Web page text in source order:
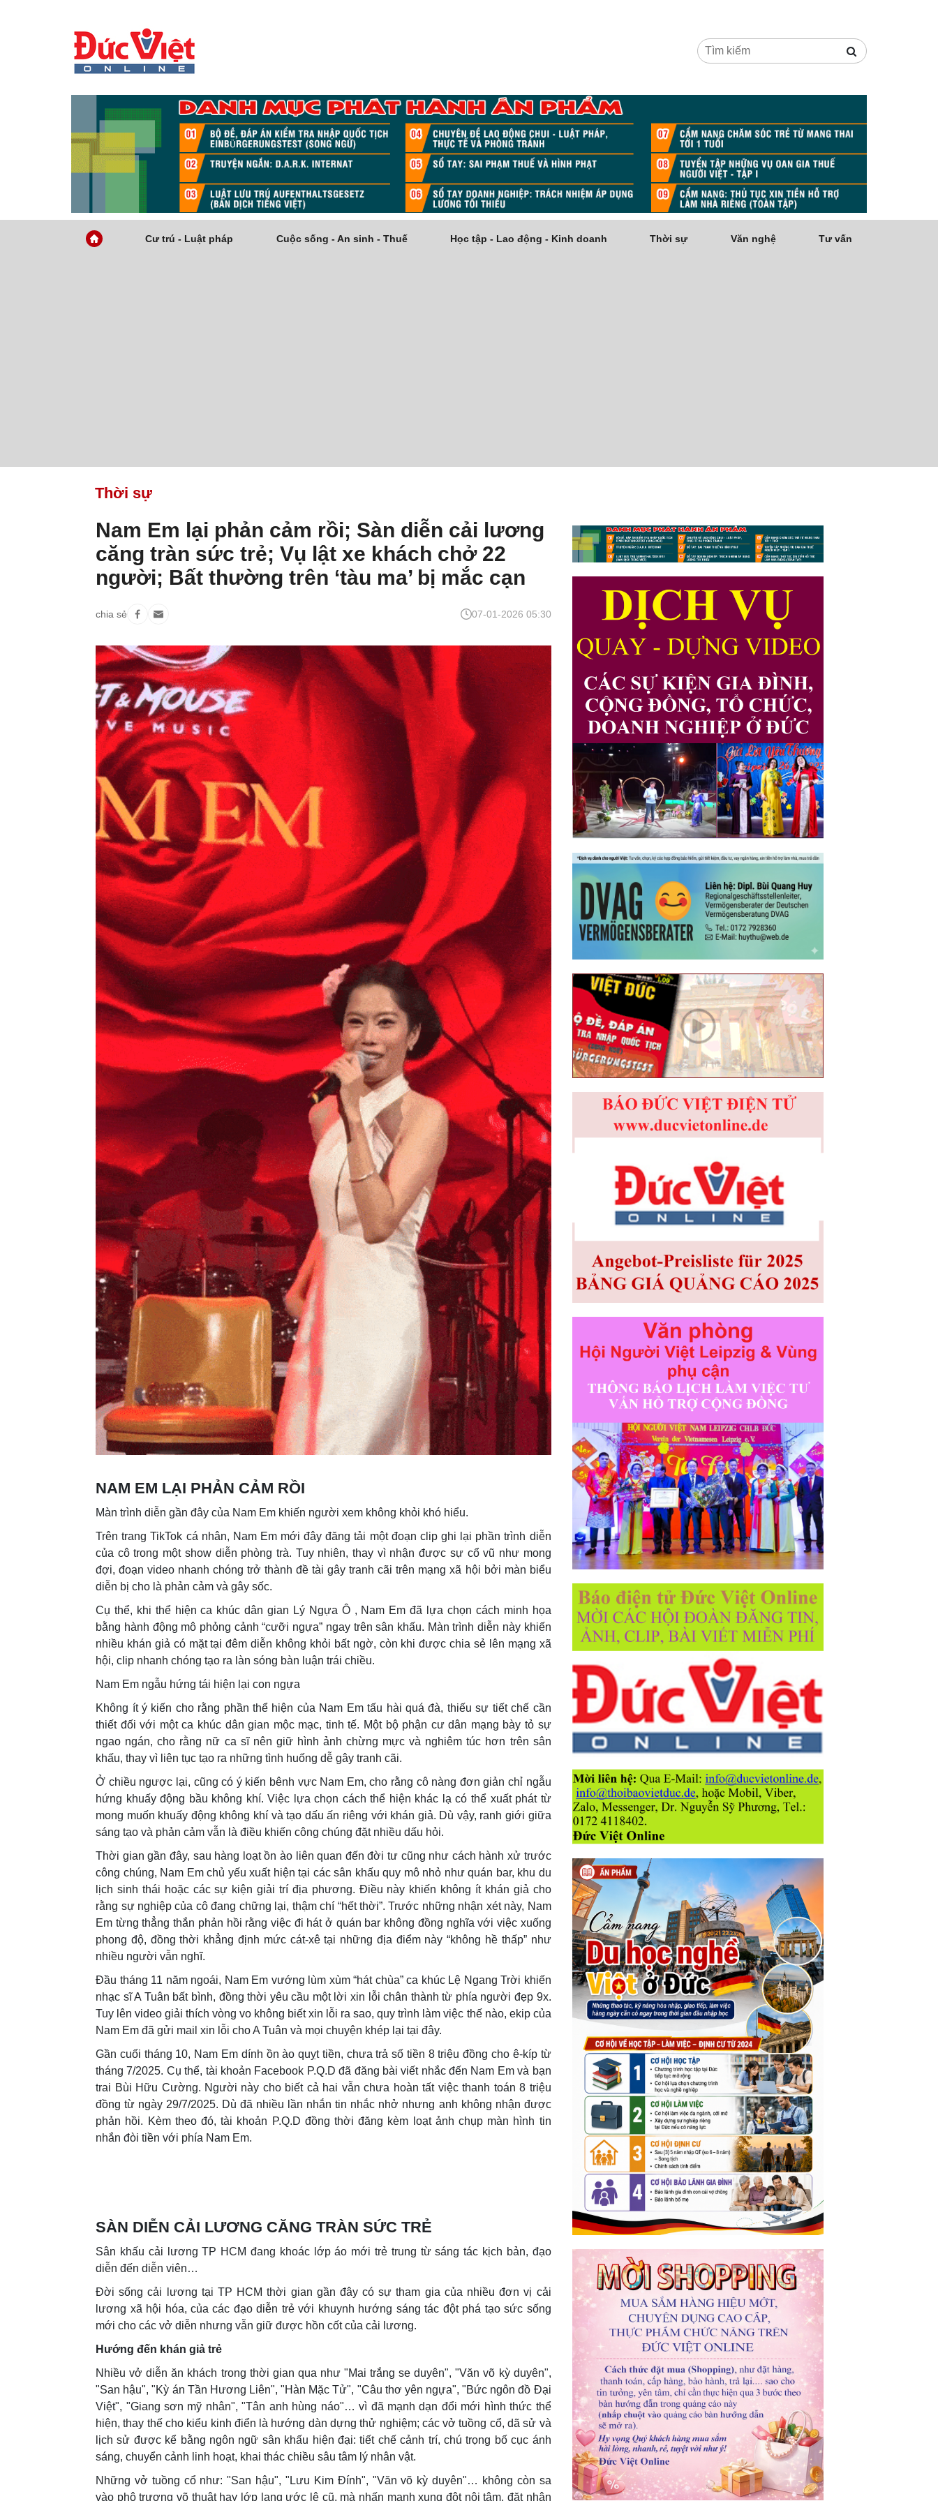
Cư trú - Luật pháp Cuộc sống - An sinh - Thuế Học tập - Lao động - Kinh doanh Thời sự Văn nghệ Tư vấn
Thời sự
Nam Em lại phản cảm rồi; Sàn diễn cải lương
căng tràn sức trẻ; Vụ lật xe khách chở 22
người; Bất thường trên ‘tàu ma’ bị mắc cạn
chia sẻ 07-01-2026 05:30
NAM EM LẠI PHẢN CẢM RỒI
Màn trình diễn gần đây của Nam Em khiến người xem không khỏi khó hiểu.
Trên trang TikTok cá nhân, Nam Em mới đây đăng tải một đoạn clip ghi lại phần trình diễn
của cô trong một show diễn phòng trà. Tuy nhiên, thay vì nhận được sự cổ vũ như mong
đợi, đoạn video nhanh chóng trở thành đề tài gây tranh cãi trên mạng xã hội bởi màn biểu
diễn bị cho là phản cảm và gây sốc.
Cụ thể, khi thể hiện ca khúc dân gian Lý Ngựa Ô , Nam Em đã lựa chọn cách minh họa
bằng hành động mô phỏng cảnh “cưỡi ngựa” ngay trên sân khấu. Màn trình diễn này khiến
nhiều khán giả có mặt tại đêm diễn không khỏi bất ngờ, còn khi được chia sẻ lên mạng xã
hội, clip nhanh chóng tạo ra làn sóng bàn luận trái chiều.
Nam Em ngẫu hứng tái hiện lại con ngựa
Không ít ý kiến cho rằng phần thể hiện của Nam Em tấu hài quá đà, thiếu sự tiết chế cần
thiết đối với một ca khúc dân gian mộc mạc, tinh tế. Một bộ phận cư dân mạng bày tỏ sự
ngao ngán, cho rằng nữ ca sĩ nên giữ hình ảnh chừng mực và nghiêm túc hơn trên sân
khấu, thay vì liên tục tạo ra những tình huống dễ gây tranh cãi.
Ở chiều ngược lại, cũng có ý kiến bênh vực Nam Em, cho rằng cô nàng đơn giản chỉ ngẫu
hứng khuấy động bầu không khí. Việc lựa chọn cách thể hiện khác lạ có thể xuất phát từ
mong muốn khuấy động không khí và tạo dấu ấn riêng với khán giả. Dù vậy, ranh giới giữa
sáng tạo và phản cảm vẫn là điều khiến công chúng đặt nhiều dấu hỏi.
Thời gian gần đây, sau hàng loạt ồn ào liên quan đến đời tư cũng như cách hành xử trước
công chúng, Nam Em chủ yếu xuất hiện tại các sân khấu quy mô nhỏ như quán bar, khu du
lịch sinh thái hoặc các sự kiện giải trí địa phương. Điều này khiến không ít khán giả cho
rằng sự nghiệp của cô đang chững lại, thậm chí “hết thời”. Trước những nhận xét này, Nam
Em từng thẳng thắn phản hồi rằng việc đi hát ở quán bar không đồng nghĩa với việc xuống
phong độ, đồng thời khẳng định mức cát-xê tại những địa điểm này “không hề thấp” như
nhiều người vẫn nghĩ.
Đầu tháng 11 năm ngoái, Nam Em vướng lùm xùm “hát chùa” ca khúc Lệ Ngang Trời khiến
nhạc sĩ A Tuân bất bình, đồng thời yêu cầu một lời xin lỗi chân thành từ phía người đẹp 9x.
Tuy lên video giải thích vòng vo không biết xin lỗi ra sao, quy trình làm việc thế nào, ekip của
Nam Em đã gửi mail xin lỗi cho A Tuân và mọi chuyện khép lại tại đây.
Gần cuối tháng 10, Nam Em dính ồn ào quỵt tiền, chưa trả số tiền 8 triệu đồng cho ê-kíp từ
tháng 7/2025. Cụ thể, tài khoản Facebook P.Q.D đã đăng bài viết nhắc đến Nam Em và bạn
trai Bùi Hữu Cường. Người này cho biết cả hai vẫn chưa hoàn tất việc thanh toán 8 triệu
đồng từ ngày 29/7/2025. Dù đã nhiều lần nhắn tin nhắc nhở nhưng anh không nhận được
phản hồi. Kèm theo đó, tài khoản P.Q.D đồng thời đăng kèm loạt ảnh chụp màn hình tin
nhắn đòi tiền với phía Nam Em.
SÀN DIỄN CẢI LƯƠNG CĂNG TRÀN SỨC TRẺ
Sân khấu cải lương TP HCM đang khoác lớp áo mới trẻ trung từ sáng tác kịch bản, đạo
diễn đến diễn viên…
Đời sống cải lương tại TP HCM thời gian gần đây có sự tham gia của nhiều đơn vị cải
lương xã hội hóa, của các đạo diễn trẻ với khuynh hướng sáng tác đột phá tạo sức sống
mới cho các vở diễn nhưng vẫn giữ được hồn cốt của cải lương.
Hướng đến khán giả trẻ
Nhiều vở diễn ăn khách trong thời gian qua như "Mai trắng se duyên", "Văn võ kỳ duyên",
"San hậu", "Kỳ án Tần Hương Liên", "Hàn Mặc Tử", "Câu thơ yên ngựa", "Bức ngôn đồ Đại
Việt", "Giang sơn mỹ nhân", "Tân anh hùng náo"… vì đã mạnh dạn đổi mới hình thức thể
hiện, thay thế cho kiểu kinh điển là hướng dàn dựng thử nghiệm; các vở tuồng cổ, dã sử và
lịch sử được kể bằng ngôn ngữ sân khấu hiện đại: tiết chế cảnh trí, chú trọng bố cục ánh
sáng, chuyển cảnh linh hoạt, khai thác chiều sâu tâm lý nhân vật.
Những vở tuồng cổ như: "San hậu", "Lưu Kim Đính", "Văn võ kỳ duyên"… không còn sa
vào phô trương võ thuật hay lớp lang ước lệ cũ, mà nhấn mạnh xung đột nội tâm, đặt nhân